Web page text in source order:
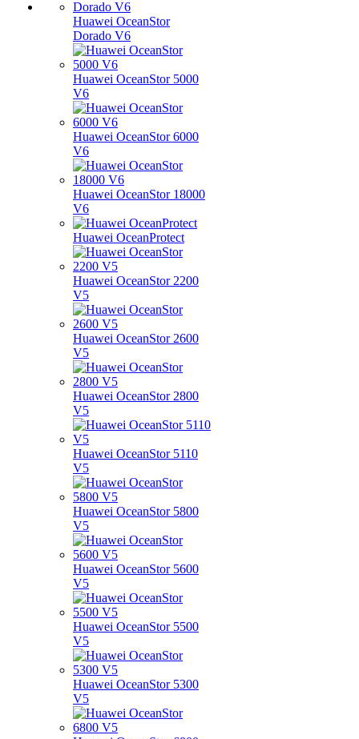
Huawei OceanStor
Dorado V6
Huawei OceanStor 5000
V6
Huawei OceanStor 6000
V6
Huawei OceanStor 18000
V6
Huawei OceanProtect
Huawei OceanStor 2200
V5
Huawei OceanStor 2600
V5
Huawei OceanStor 2800
V5
Huawei OceanStor 5110
V5
Huawei OceanStor 5800
V5
Huawei OceanStor 5600
V5
Huawei OceanStor 5500
V5
Huawei OceanStor 5300
V5